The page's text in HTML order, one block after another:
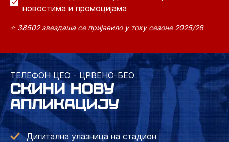
новостима и промоцијама
⭐ 38502 звездаша се пријавило у току сезоне 2025/26
ТЕЛЕФОН ЦЕО - ЦРВЕНО-БЕО
СКИНИ НОВУ
АПЛИКАЦИЈУ
Дигитална улазница на стадион